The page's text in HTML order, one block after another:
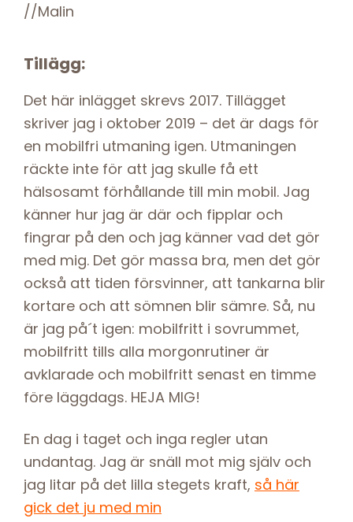
//Malin
Tillägg:
Det här inlägget skrevs 2017. Tillägget
skriver jag i oktober 2019 – det är dags för
en mobilfri utmaning igen. Utmaningen
räckte inte för att jag skulle få ett
hälsosamt förhållande till min mobil. Jag
känner hur jag är där och fipplar och
fingrar på den och jag känner vad det gör
med mig. Det gör massa bra, men det gör
också att tiden försvinner, att tankarna blir
kortare och att sömnen blir sämre. Så, nu
är jag på´t igen: mobilfritt i sovrummet,
mobilfritt tills alla morgonrutiner är
avklarade och mobilfritt senast en timme
före läggdags. HEJA MIG!
En dag i taget och inga regler utan
undantag. Jag är snäll mot mig själv och
jag litar på det lilla stegets kraft, så här
gick det ju med min